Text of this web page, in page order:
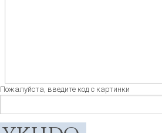
Пожалуйста, введите код с картинки